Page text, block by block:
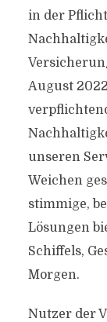
in der
August
unseren
Weichen
stimmige,
Lösungen
Schiffels,
Morgen.
Nutzer der